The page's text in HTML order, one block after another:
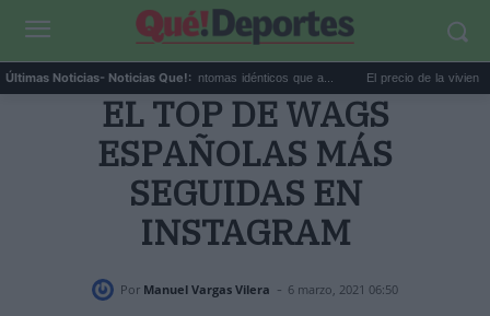
Últimas Noticias- Noticias Que!:
extremo y ansiedad: síntomas idénticos que a... El precio de la vivienda en
EL TOP DE WAGS
ESPAÑOLAS MÁS
SEGUIDAS EN
INSTAGRAM
Por Manuel Vargas Vilera - 6 marzo, 2021 06:50